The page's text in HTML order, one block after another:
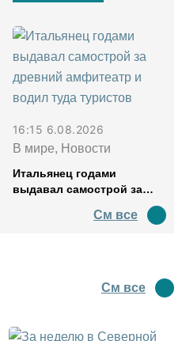
16:15 6.08.2026
В мире, Новости
Итальянец годами
выдавал самострой за
водил туда туристов
См все
См все